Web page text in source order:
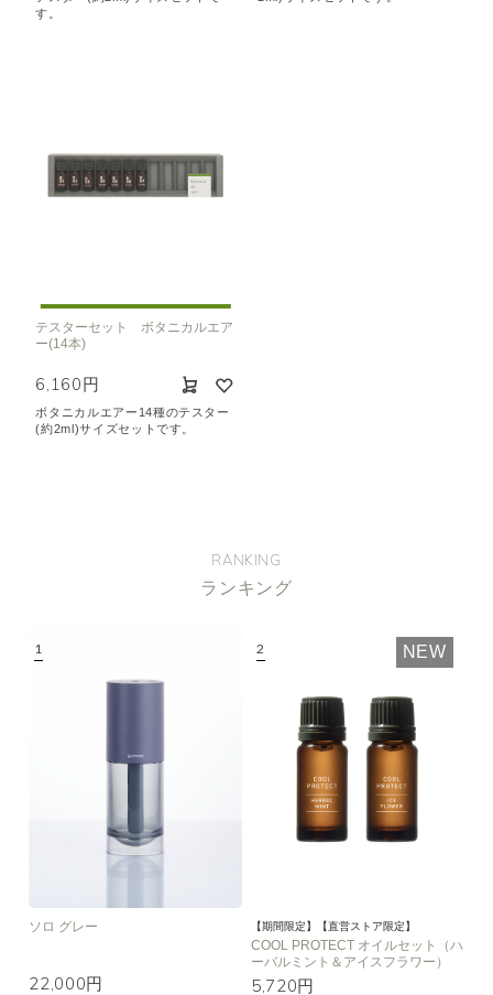
す。
テスターセット ボタニカルエア
ー(14本)
6,160円
ボタニカルエアー14種のテスター
(約2ml)サイズセットです。
RANKING
ランキング
ソロ グレー
22,000円
NEW
【期間限定】【直営ストア限定】
COOL PROTECT オイルセット（ハ
ーバルミント＆アイスフラワー）
5,720円